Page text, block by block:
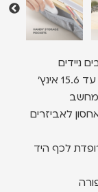
ניידים
לאביזרים
לכף היד